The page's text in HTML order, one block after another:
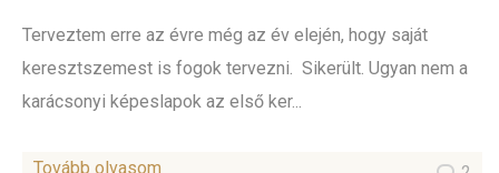
Terveztem erre az évre még az év elején, hogy saját
keresztszemest is fogok tervezni. Sikerült. Ugyan nem a
karácsonyi képeslapok az első ker...
Tovább olvasom